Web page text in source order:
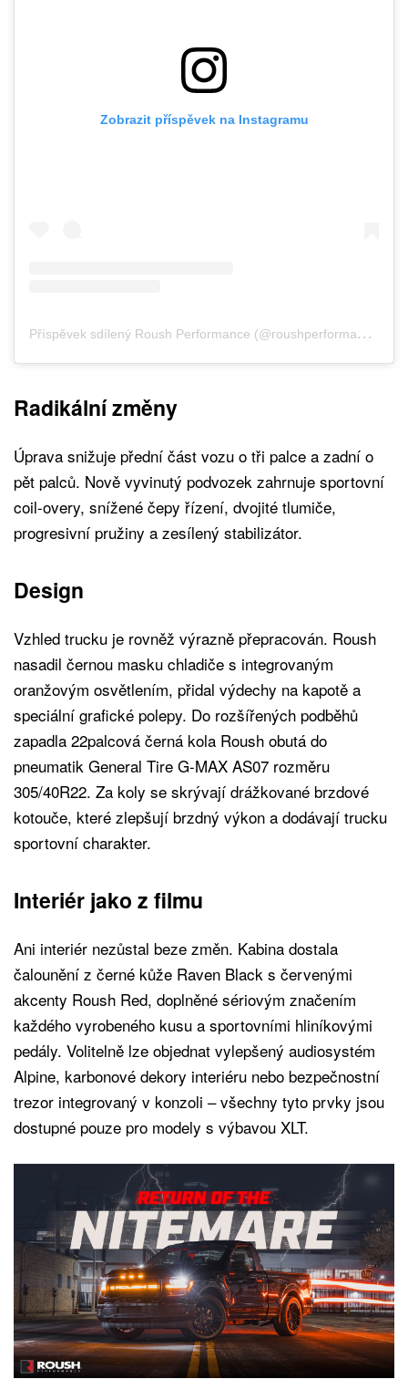
Zobrazit příspěvek na Instagramu
P
říspěvek sdílený Roush Performance (@roushperformance)
Radikální změny
Úprava snižuje přední část vozu o tři palce a zadní o
pět palců. Nově vyvinutý podvozek zahrnuje sportovní
coil-overy, snížené čepy řízení, dvojité tlumiče,
progresivní pružiny a zesílený stabilizátor.
Design
Vzhled trucku je rovněž výrazně přepracován. Roush
nasadil černou masku chladiče s integrovaným
oranžovým osvětlením, přidal výdechy na kapotě a
speciální grafické polepy. Do rozšířených podběhů
zapadla 22palcová černá kola Roush obutá do
pneumatik General Tire G-MAX AS07 rozměru
305/40R22. Za koly se skrývají drážkované brzdové
kotouče, které zlepšují brzdný výkon a dodávají trucku
sportovní charakter.
Interiér jako z filmu
Ani interiér nezůstal beze změn. Kabina dostala
čalounění z černé kůže Raven Black s červenými
akcenty Roush Red, doplněné sériovým značením
každého vyrobeného kusu a sportovními hliníkovými
pedály. Volitelně lze objednat vylepšený audiosystém
Alpine, karbonové dekory interiéru nebo bezpečnostní
trezor integrovaný v konzoli – všechny tyto prvky jsou
dostupné pouze pro modely s výbavou XLT.